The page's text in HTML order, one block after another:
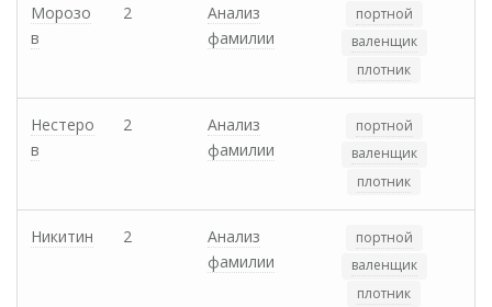
Морозо
в
2
Анализ
фамилии
портной
валенщик
плотник
Нестеро
в
2
Анализ
фамилии
портной
валенщик
плотник
Никитин 2
Анализ
фамилии
портной
валенщик
плотник